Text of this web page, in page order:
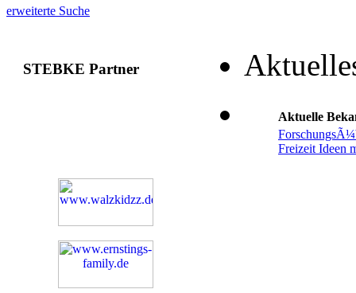
erweiterte Suche
STEBKE Partner
Aktuelle
Freizeit Ideen